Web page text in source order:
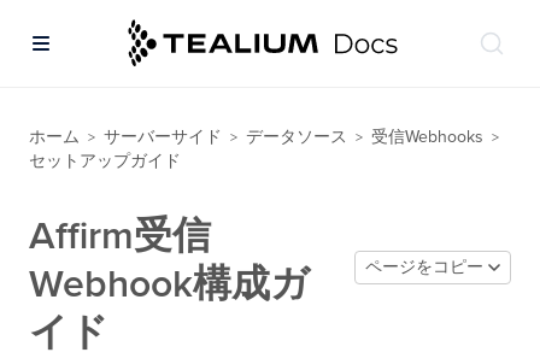
ホーム > サーバーサイド > データソース > 受信Webhooks >
セットアップガイド
Affirm受信
Webhook構成ガ
イド
ページをコピー